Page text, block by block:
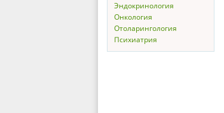
Эндокринология
Онкология
Отоларингология
Психиатрия